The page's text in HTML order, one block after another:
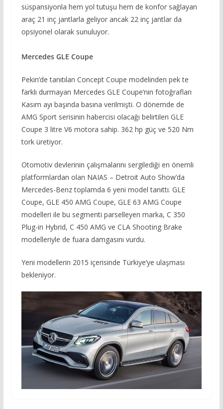
süspansiyonla hem yol tutuşu hem de konfor sağlayan
araç 21 inç jantlarla geliyor ancak 22 inç jantlar da
opsiyonel olarak sunuluyor.
Mercedes GLE Coupe
Pekin’de tanıtılan Concept Coupe modelinden pek te
farklı durmayan Mercedes GLE Coupe’nin fotoğrafları
Kasım ayı başında basına verilmişti. O dönemde de
AMG Sport serisinin habercisi olacağı belirtilen GLE
Coupe 3 litre V6 motora sahip. 362 hp güç ve 520 Nm
tork üretiyor.
Otomotiv devlerinin çalışmalarını sergilediği en önemli
platformlardan olan NAIAS – Detroit Auto Show’da
Mercedes-Benz toplamda 6 yeni model tanıttı. GLE
Coupe, GLE 450 AMG Coupe, GLE 63 AMG Coupe
modelleri ile bu segmenti parselleyen marka, C 350
Plug-in Hybrid, C 450 AMG ve CLA Shooting Brake
modelleriyle de fuara damgasını vurdu.
Yeni modellerin 2015 içerisinde Türkiye’ye ulaşması
bekleniyor.